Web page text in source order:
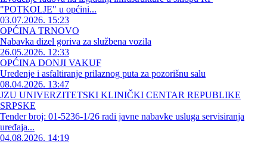
"POTKOLJE" u općini...
03.07.2026. 15:23
OPĆINA TRNOVO
Nabavka dizel goriva za službena vozila
26.05.2026. 12:33
OPĆINA DONJI VAKUF
Uređenje i asfaltiranje prilaznog puta za pozorišnu salu
08.04.2026. 13:47
JZU UNIVERZITETSKI KLINIČKI CENTAR REPUBLIKE
SRPSKE
Tender broj: 01-5236-1/26 radi javne nabavke usluga servisiranja
uređaja...
04.08.2026. 14:19